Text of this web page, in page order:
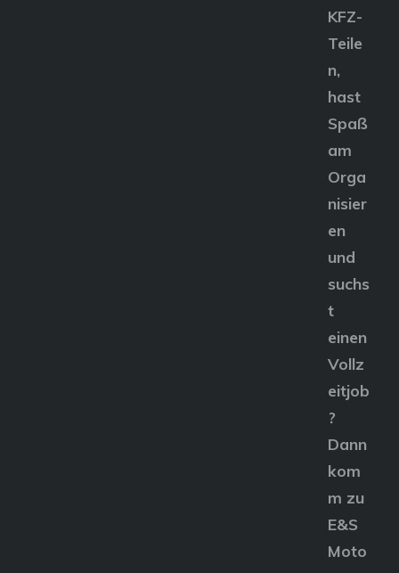
KFZ-
Teile
n,
hast
Spaß
am
Orga
nisier
en
und
suchs
t
einen
Vollz
eitjob
?
Dann
kom
m zu
E&S
Moto